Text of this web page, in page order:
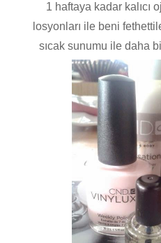
1 haftaya kadar kalıcı
losyonları ile beni
sıcak sunumu ile daha